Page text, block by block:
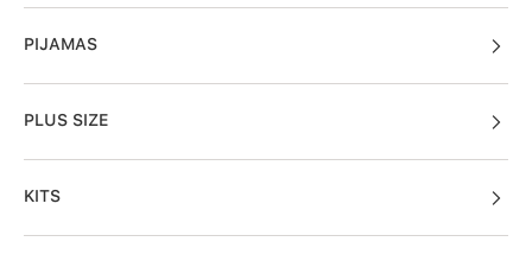
PIJAMAS
PLUS SIZE
KITS